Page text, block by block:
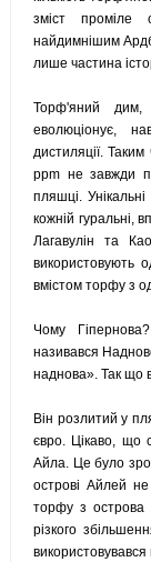
зміст проміле
найдимнішим
лише частина
Торф'яний дим,
еволюціонує,
дистиляції.
ppm не завжди
пляшці.
кожній гуральні,
Лагавулін та
використовують
вмістом торфу з
Чому
називався
наднова». Так що
Він розлитий у
євро. Цікаво, що
Айла. Це було
острові Айлей не
торфу з острова
різкого